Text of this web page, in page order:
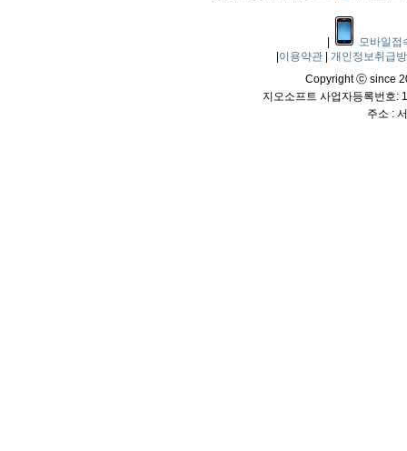
모바일접
이용약관
개인정보취급
Copyright ⓒ since
지오소프트 사업자등록번호:
주소 :